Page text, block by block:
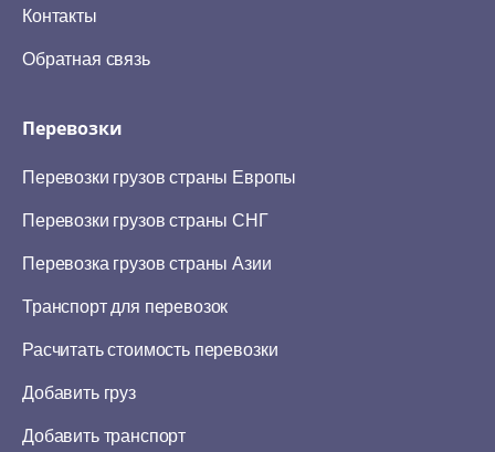
Контакты
Обратная связь
Перевозки
Перевозки грузов страны Европы
Перевозки грузов страны СНГ
Перевозка грузов страны Азии
Транспорт для перевозок
Расчитать стоимость перевозки
Добавить груз
Добавить транспорт